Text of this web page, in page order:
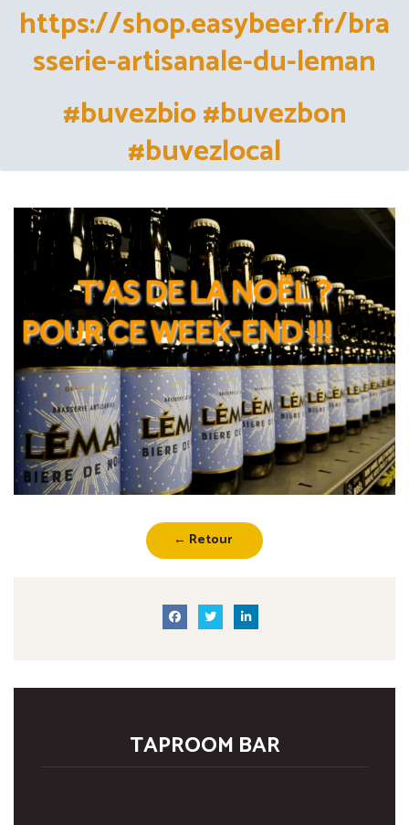
https://shop.easybeer.fr/bra
sserie-artisanale-du-leman
#buvezbio #buvezbon
#buvezlocal
← Retour
TAPROOM BAR